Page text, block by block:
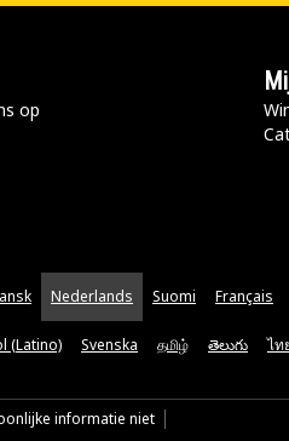
op
Nederlands Suomi Français
(Latino) Svenska தமிழ் తెలుగు ไท
informatie niet